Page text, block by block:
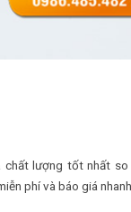
chất lượng tốt nhất
phí và báo giá